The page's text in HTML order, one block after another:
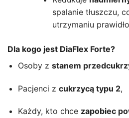
spalanie tłuszczu,
utrzymaniu
Dla kogo jest DiaFlex Forte?
Osoby z stanem
Pacjenci z cukrzycą typu 2,
Każdy, kto chce zapobiec